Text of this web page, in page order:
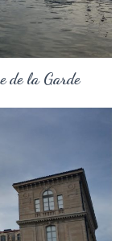
de la Garde